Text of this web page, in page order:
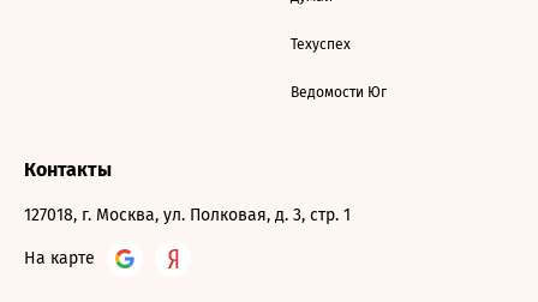
Техуспех
Ведомости Юг
Контакты
127018, г. Москва, ул. Полковая, д. 3, стр. 1
На карте